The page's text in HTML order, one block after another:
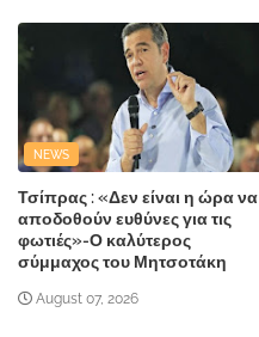
NEWS
Τσίπρας : «Δεν είναι η ώρα να
αποδοθούν ευθύνες για τις
φωτιές»-Ο καλύτερος
σύμμαχος του Μητσοτάκη
August 07, 2026